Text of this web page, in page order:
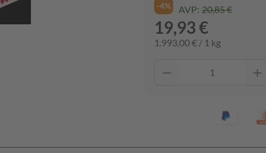
-4% AVP: 20,85 €
19,93 €
1.993,00 € / 1 kg